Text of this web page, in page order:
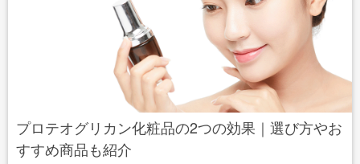
プロテオグリカン化粧品の2つの効果｜選び方やお
すすめ商品も紹介